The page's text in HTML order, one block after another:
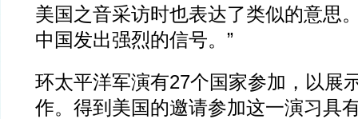
美国之音采访时也表达了类似的意思
中国发出强烈的信号。”
环太平洋军演有27个国家参加，以展
作。得到美国的邀请参加这一演习具